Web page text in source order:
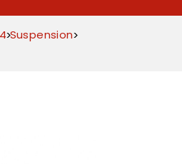
Suspension